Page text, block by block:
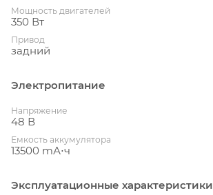
Мощность двигателей
350 Вт
Привод
задний
Электропитание
Напряжение
48 В
Емкость аккумулятора
13500 mА⋅ч
Эксплуатационные характеристики